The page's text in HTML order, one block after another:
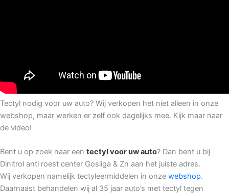
Tectyl nodig voor uw auto? Wij verkopen het niet alleen in onze
webshop, maar werken er zelf ook dagelijks mee. Kijk maar naar
de video!
Bent u op zoek naar een tectyl voor uw auto? Dan bent u bij
Dinitrol anti roest center Gosliga & Zn aan het juiste adres.
Wij verkopen namelijk tectyleermiddelen in onze webshop.
Daarnaast behandelen wij al 35 jaar auto’s met tectyl tegen